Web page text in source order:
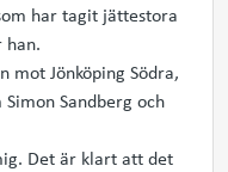
har tagit jättestora
han.
mot Jönköping Södra,
Sandberg och
Det är klart att det